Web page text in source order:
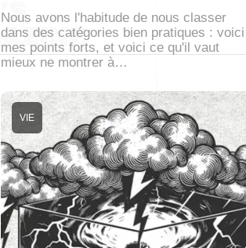
Nous avons l'habitude de nous classer
dans des catégories bien pratiques : voici
mes points forts, et voici ce qu'il vaut
mieux ne montrer à…
VIE